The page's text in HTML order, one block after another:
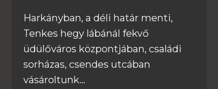
Harkányban, a déli határ menti,
Tenkes hegy lábánál fekvő
üdülőváros központjában, családi
sorházas, csendes utcában
vásároltunk…